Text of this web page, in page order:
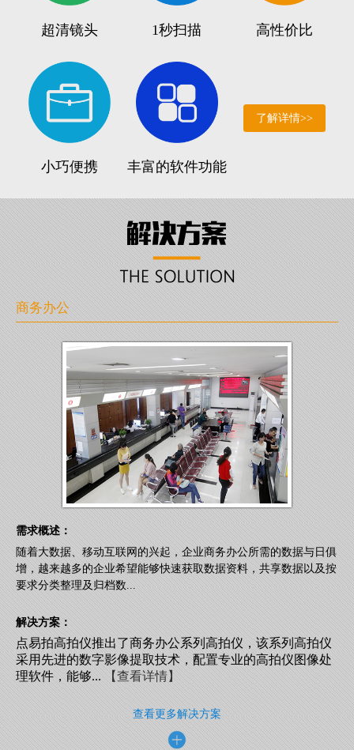
超清镜头 1秒扫描 高性价比
小巧便携 丰富的软件功能
了解详情>>
商务办公
需求概述：
随着大数据、移动互联网的兴起，企业商务办公所需的数据与日俱
增，越来越多的企业希望能够快速获取数据资料，共享数据以及按
要求分类整理及归档数...
解决方案：
点易拍高拍仪推出了商务办公系列高拍仪，该系列高拍仪
采用先进的数字影像提取技术，配置专业的高拍仪图像处
理软件，能够...【查看详情】
查看更多解决方案